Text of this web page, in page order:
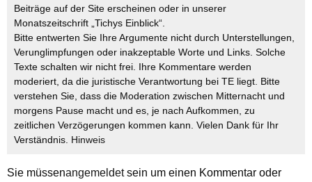
Beiträge auf der Site erscheinen oder in unserer
Monatszeitschrift „Tichys Einblick“.
Bitte entwerten Sie Ihre Argumente nicht durch Unterstellungen,
Verunglimpfungen oder inakzeptable Worte und Links. Solche
Texte schalten wir nicht frei. Ihre Kommentare werden
moderiert, da die juristische Verantwortung bei TE liegt. Bitte
verstehen Sie, dass die Moderation zwischen Mitternacht und
morgens Pause macht und es, je nach Aufkommen, zu
zeitlichen Verzögerungen kommen kann. Vielen Dank für Ihr
Verständnis. Hinweis
Sie müssenangemeldetsein um einen Kommentar oder